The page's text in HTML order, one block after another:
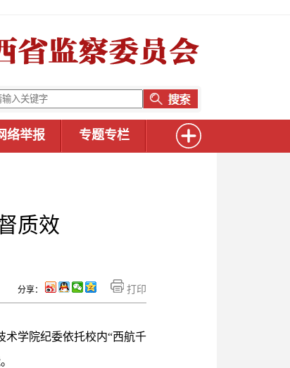
络举报 专题专栏
质效
打印
分享：
学院纪委依托校内“西航千